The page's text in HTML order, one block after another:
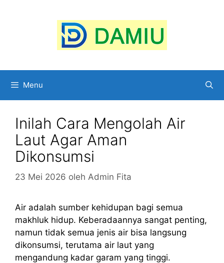
Menu
Inilah Cara Mengolah Air
Laut Agar Aman
Dikonsumsi
23 Mei 2026 oleh Admin Fita
Air adalah sumber kehidupan bagi semua
makhluk hidup. Keberadaannya sangat penting,
namun tidak semua jenis air bisa langsung
dikonsumsi, terutama air laut yang
mengandung kadar garam yang tinggi.